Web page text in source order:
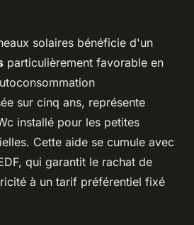
solaires bénéficie d'un
particulièrement favorable en
sur cinq ans, représente
installé pour les petites
Cette aide se cumule avec
qui garantit le rachat de
à un tarif préférentiel fixé